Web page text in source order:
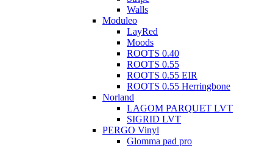
Walls
Moduleo
LayRed
Moods
ROOTS 0.40
ROOTS 0.55
ROOTS 0.55 EIR
ROOTS 0.55 Herringbone
Norland
LAGOM PARQUET LVT
SIGRID LVT
PERGO Vinyl
Glomma pad pro